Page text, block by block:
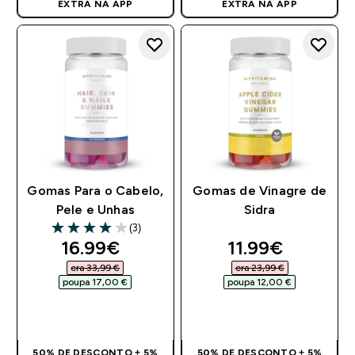
EXTRA NA APP EXTRA NA APP
Gomas Para o Cabelo,
Pele e Unhas
4 out of 5 stars
(3)
discounted price
16.99€‎
era 33,99 €‎
poupa 17,00 €‎
Gomas de Vinagre de
Sidra
discounted
11.99€‎
era 23,99 €‎
poupa 12,00 €‎